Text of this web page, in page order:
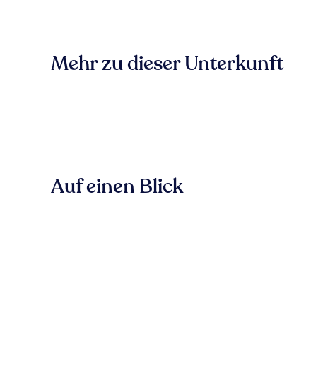
Mehr zu dieser Unterkunft
Auf einen Blick